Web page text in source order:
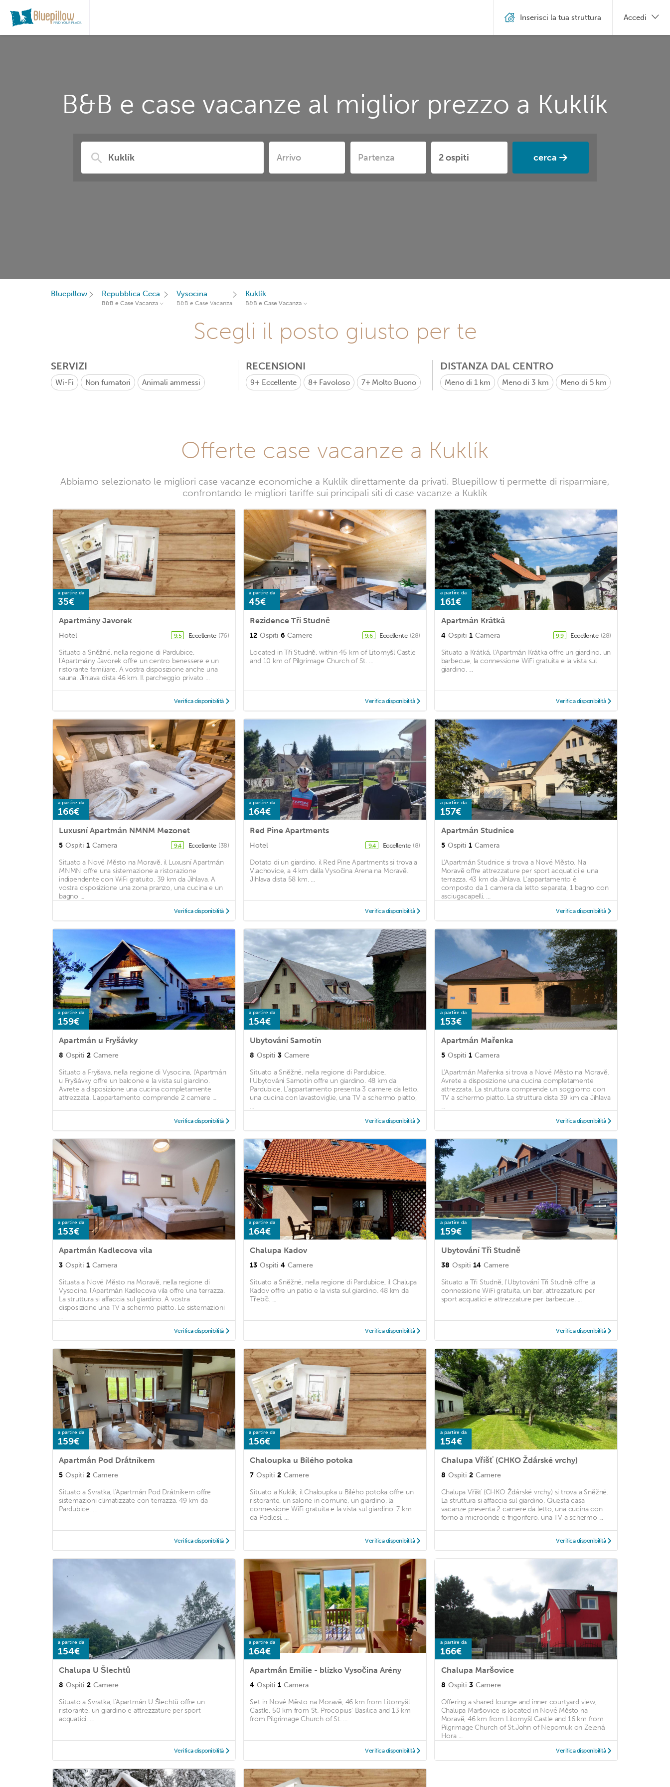
B&B e case vacanze al miglior prezzo a Kuklík
cerca
Inserisci la tua struttura Accedi
Bluepillow Repubblica Ceca
B&B e Case Vacanza
Vysocina
B&B e Case Vacanza
Kuklík
B&B e Case Vacanza
Scegli il posto giusto per te
SERVIZI
Wi-Fi Non fumatori Animali ammessi
RECENSIONI
9+ Eccellente 8+ Favoloso 7+ Molto Buono
DISTANZA DAL CENTRO
Meno di 1 km Meno di 3 km Meno di 5 km
Offerte case vacanze a Kuklík
Abbiamo selezionato le migliori case vacanze economiche a Kuklík direttamente da privati. Bluepillow ti permette di risparmiare,
confrontando le migliori tariffe sui principali siti di case vacanze a Kuklík
a partire da
35€
Apartmány Javorek
Hotel 9,5 Eccellente (76)
Situato a Sněžné, nella regione di Pardubice,
l'Apartmány Javorek offre un centro benessere e un
ristorante familiare. A vostra disposizione anche una
sauna. Jihlava dista 46 km. Il parcheggio privato ...
Verifica disponibilità
a partire da
45€
Rezidence Tři Studně
12 Ospiti 6 Camere 9,6 Eccellente (28)
Located in Tři Studně, within 45 km of Litomyšl Castle
and 10 km of Pilgrimage Church of St. ...
Verifica disponibilità
a partire da
161€
Apartmán Krátká
4 Ospiti 1 Camera 9,9 Eccellente (28)
Situato a Krátká, l'Apartmán Krátka offre un giardino, un
barbecue, la connessione WiFi gratuita e la vista sul
giardino. ...
Verifica disponibilità
a partire da
166€
Luxusní Apartmán NMNM Mezonet
5 Ospiti 1 Camera 9,4 Eccellente (38)
Situato a Nové Město na Moravě, il Luxusní Apartmán
MNMN offre una sistemazione a ristorazione
indipendente con WiFi gratuito. 39 km da Jihlava. A
vostra disposizione una zona pranzo, una cucina e un
bagno ...
Verifica disponibilità
a partire da
164€
Red Pine Apartments
Hotel 9,4 Eccellente (8)
Dotato di un giardino, il Red Pine Apartments si trova a
Vlachovice, a 4 km dalla Vysočina Arena na Moravě.
Jihlava dista 58 km. ...
Verifica disponibilità
a partire da
157€
Apartmán Studnice
5 Ospiti 1 Camera
L'Apartmán Studnice si trova a Nové Město. Na
Moravě offre attrezzature per sport acquatici e una
terrazza. 43 km da Jihlava. L'appartamento è
composto da 1 camera da letto separata, 1 bagno con
asciugacapelli, ...
Verifica disponibilità
a partire da
159€
Apartmán u Fryšávky
8 Ospiti 2 Camere
Situato a Fryšava, nella regione di Vysocina, l'Apartmán
u Fryšávky offre un balcone e la vista sul giardino.
Avrete a disposizione una cucina completamente
attrezzata. L'appartamento comprende 2 camere ...
Verifica disponibilità
a partire da
154€
Ubytování Samotín
8 Ospiti 3 Camere
Situato a Sněžné, nella regione di Pardubice,
l'Ubytování Samotín offre un giardino. 48 km da
Pardubice. L'appartamento presenta 3 camere da letto,
una cucina con lavastoviglie, una TV a schermo piatto,
...
Verifica disponibilità
a partire da
153€
Apartmán Mařenka
5 Ospiti 1 Camera
L'Apartmán Mařenka si trova a Nové Město na Moravě.
Avrete a disposizione una cucina completamente
attrezzata. La struttura comprende un soggiorno con
TV a schermo piatto. La struttura dista 39 km da Jihlava
...
Verifica disponibilità
a partire da
153€
Apartmán Kadlecova vila
3 Ospiti 1 Camera
Situata a Nové Město na Moravě, nella regione di
Vysocina, l'Apartmán Kadlecova vila offre una terrazza.
La struttura si affaccia sul giardino. A vostra
disposizione una TV a schermo piatto. Le sistemazioni
...
Verifica disponibilità
a partire da
164€
Chalupa Kadov
13 Ospiti 4 Camere
Situato a Sněžné, nella regione di Pardubice, il Chalupa
Kadov offre un patio e la vista sul giardino. 48 km da
Třebíč. ...
Verifica disponibilità
a partire da
159€
Ubytování Tři Studně
38 Ospiti 14 Camere
Situato a Tři Studně, l'Ubytování Tři Studně offre la
connessione WiFi gratuita, un bar, attrezzature per
sport acquatici e attrezzature per barbecue. ...
Verifica disponibilità
a partire da
159€
Apartmán Pod Drátníkem
5 Ospiti 2 Camere
Situato a Svratka, l'Apartmán Pod Drátníkem offre
sistemazioni climatizzate con terrazza. 49 km da
Pardubice. ...
Verifica disponibilità
a partire da
156€
Chaloupka u Bílého potoka
7 Ospiti 2 Camere
Situato a Kuklík, il Chaloupka u Bílého potoka offre un
ristorante, un salone in comune, un giardino, la
connessione WiFi gratuita e la vista sul giardino. 7 km
da Podlesí. ...
Verifica disponibilità
a partire da
154€
Chalupa Vříšť (CHKO Ždárské vrchy)
8 Ospiti 2 Camere
Chalupa Vříšť (CHKO Ždárské vrchy) si trova a Sněžné.
La struttura si affaccia sul giardino. Questa casa
vacanze presenta 2 camere da letto, una cucina con
forno a microonde e frigorifero, una TV a schermo ...
Verifica disponibilità
a partire da
154€
Chalupa U Šlechtů
8 Ospiti 2 Camere
Situato a Svratka, l'Apartmán U Šlechtů offre un
ristorante, un giardino e attrezzature per sport
acquatici. ...
Verifica disponibilità
a partire da
164€
Apartmán Emilie - blízko Vysočina Arény
4 Ospiti 1 Camera
Set in Nové Město na Moravě, 46 km from Litomyšl
Castle, 50 km from St. Procopius' Basilica and 13 km
from Pilgrimage Church of St. ...
Verifica disponibilità
a partire da
166€
Chalupa Maršovice
8 Ospiti 3 Camere
Offering a shared lounge and inner courtyard view,
Chalupa Maršovice is located in Nové Město na
Moravě, 46 km from Litomyšl Castle and 16 km from
Pilgrimage Church of St.John of Nepomuk on Zelená
Hora ...
Verifica disponibilità